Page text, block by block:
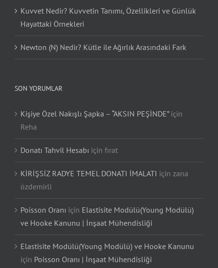
Kuvvet Nedir? Kuvvetin Tanımı, Özellikleri ve Günlük
Hayattaki Örnekleri
Newton (N) Nedir? Kütle ile Ağırlık Arasındaki Fark
SON YORUMLAR
Kişiye Özel Nakışlı Şapka – “AKSIN PEŞİNDE”için
Reha
Donatı Tahvil Hesabı için fırat
KİRİŞSİZ RADYE TEMEL DONATI İMALATI için zana
özdemirli
Poisson Oranı için Elastisite Modülü(Young Modülü)
ve Hooke Kanunu | İnşaat Mühendisliği
Elastisite Modülü(Young Modülü) ve Hooke Kanunu
için Poisson Oranı | İnşaat Mühendisliği